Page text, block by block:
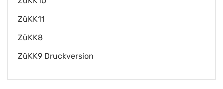
ZüKK11
ZüKK8
ZüKK9 Druckversion